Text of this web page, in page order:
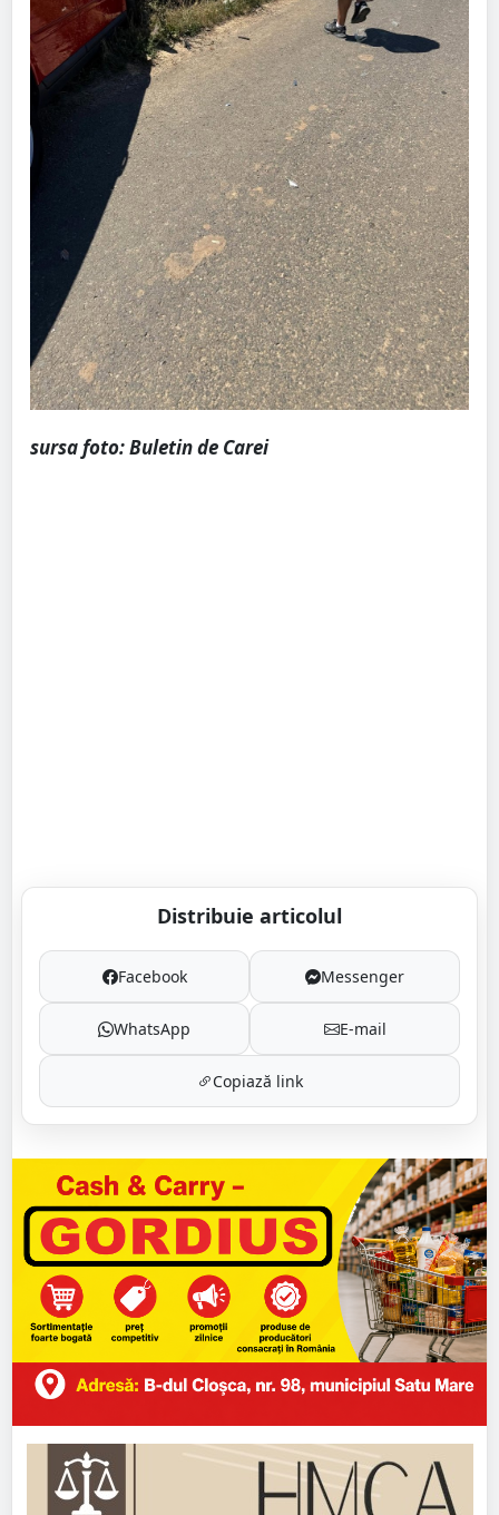
sursa foto: Buletin de Carei
Distribuie articolul
Facebook Messenger
WhatsApp E-mail
Copiază link